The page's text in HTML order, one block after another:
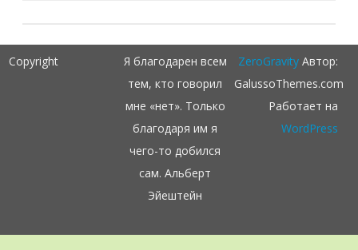
Copyright
Я благодарен всем
тем, кто говорил
мне «нет». Только
благодаря им я
чего-то добился
сам. Альберт
Эйештейн
ZeroGravityАвтор:
GalussoThemes.com
Работает на
WordPress